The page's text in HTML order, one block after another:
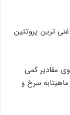
ترین پروتئین
مقادیر کمی
سرخ و